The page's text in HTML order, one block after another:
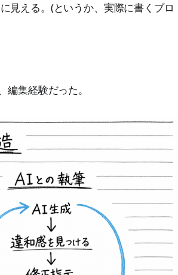
見える。(というか、実際に書くプロ
集経験だった。